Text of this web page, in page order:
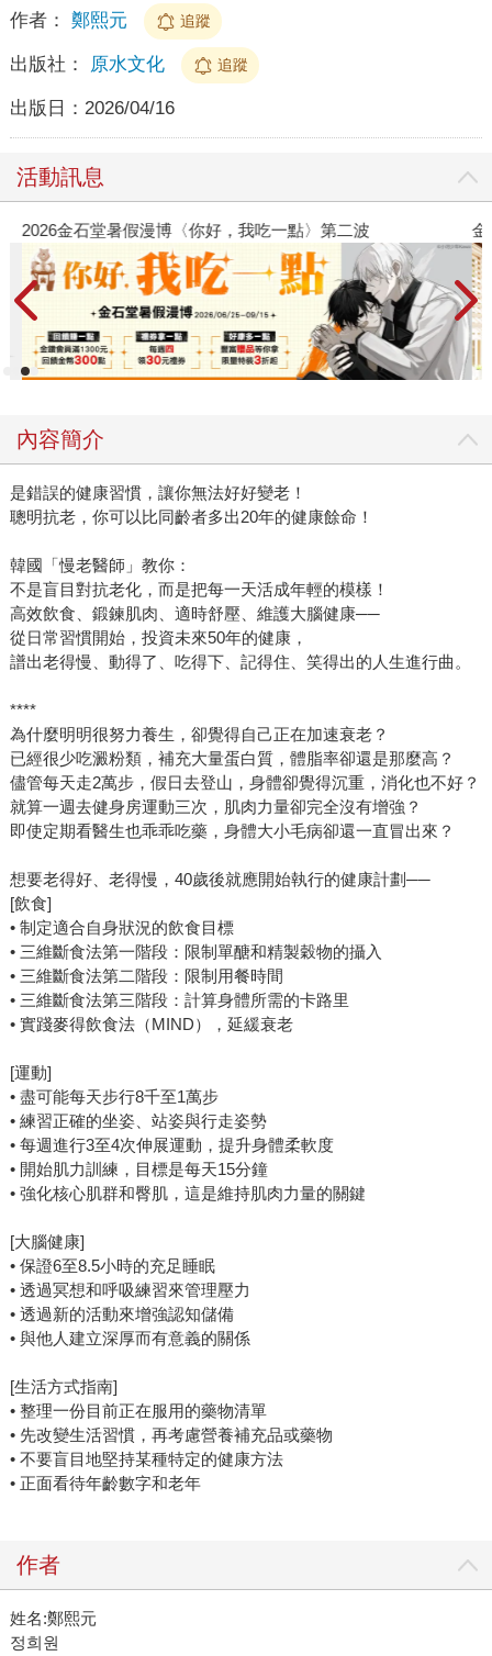
作者： 鄭熙元 追蹤
出版社： 原水文化 追蹤
出版日： 2026/04/16
活動訊息
2026金石堂暑假漫博〈你好，我吃一點〉第二波 金
內容簡介
是錯誤的健康習慣，讓你無法好好變老！
聰明抗老，你可以比同齡者多出20年的健康餘命！
韓國「慢老醫師」教你：
不是盲目對抗老化，而是把每一天活成年輕的模樣！
高效飲食、鍛鍊肌肉、適時舒壓、維護大腦健康──
從日常習慣開始，投資未來50年的健康，
譜出老得慢、動得了、吃得下、記得住、笑得出的人生進行曲。
****
為什麼明明很努力養生，卻覺得自己正在加速衰老？
已經很少吃澱粉類，補充大量蛋白質，體脂率卻還是那麼高？
儘管每天走2萬步，假日去登山，身體卻覺得沉重，消化也不好？
就算一週去健身房運動三次，肌肉力量卻完全沒有增強？
即使定期看醫生也乖乖吃藥，身體大小毛病卻還一直冒出來？
想要老得好、老得慢，40歲後就應開始執行的健康計劃──
[飲食]
• 制定適合自身狀況的飲食目標
• 三維斷食法第一階段：限制單醣和精製穀物的攝入
• 三維斷食法第二階段：限制用餐時間
• 三維斷食法第三階段：計算身體所需的卡路里
• 實踐麥得飲食法（MIND），延緩衰老
[運動]
• 盡可能每天步行8千至1萬步
• 練習正確的坐姿、站姿與行走姿勢
• 每週進行3至4次伸展運動，提升身體柔軟度
• 開始肌力訓練，目標是每天15分鐘
• 強化核心肌群和臀肌，這是維持肌肉力量的關鍵
[大腦健康]
• 保證6至8.5小時的充足睡眠
• 透過冥想和呼吸練習來管理壓力
• 透過新的活動來增強認知儲備
• 與他人建立深厚而有意義的關係
[生活方式指南]
• 整理一份目前正在服用的藥物清單
• 先改變生活習慣，再考慮營養補充品或藥物
• 不要盲目地堅持某種特定的健康方法
• 正面看待年齡數字和老年
作者
姓名:鄭熙元
정희원